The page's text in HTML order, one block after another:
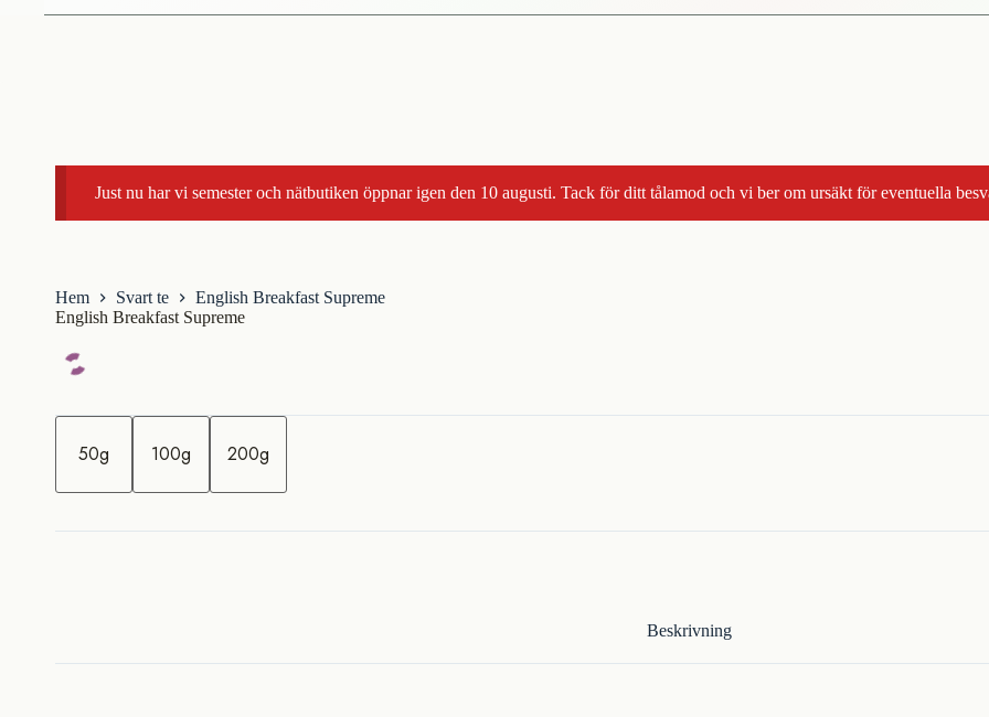
Just nu har vi semester och nätbutiken öppnar igen den 10 augusti. Tack för ditt tålamod och vi ber om ursäkt för eventuella
Hem Svart te
English Breakfast Supreme
English Breakfast Supreme
m
d
50g 100g 200g
Beskrivning